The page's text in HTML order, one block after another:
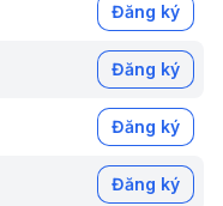
Đăng ký
Đăng ký
Đăng ký
Đăng ký